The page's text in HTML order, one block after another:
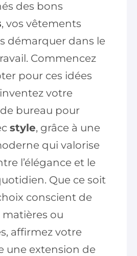
des bons
, vos vêtements
démarquer dans le
Commencez
pour ces idées
votre
bureau pour
style, grâce à une
qui valorise
l’élégance et le
Que ce soit
conscient de
matières ou
affirmez votre
une extension de